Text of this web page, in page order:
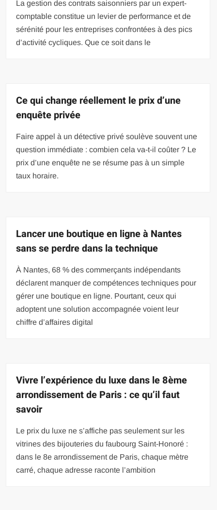
La gestion des contrats saisonniers par un expert-
comptable constitue un levier de performance et de
sérénité pour les entreprises confrontées à des pics
d’activité cycliques. Que ce soit dans le
Ce qui change réellement le prix d’une
enquête privée
Faire appel à un détective privé soulève souvent une
question immédiate : combien cela va-t-il coûter ? Le
prix d’une enquête ne se résume pas à un simple
taux horaire.
Lancer une boutique en ligne à Nantes
sans se perdre dans la technique
À Nantes, 68 % des commerçants indépendants
déclarent manquer de compétences techniques pour
gérer une boutique en ligne. Pourtant, ceux qui
adoptent une solution accompagnée voient leur
chiffre d’affaires digital
Vivre l’expérience du luxe dans le 8ème
arrondissement de Paris : ce qu’il faut
savoir
Le prix du luxe ne s’affiche pas seulement sur les
vitrines des bijouteries du faubourg Saint-Honoré :
dans le 8e arrondissement de Paris, chaque mètre
carré, chaque adresse raconte l’ambition